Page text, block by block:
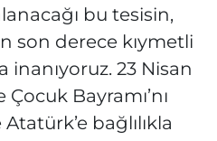
bu tesisin,
son derece kıymetli
inanıyoruz. 23 Nisan
Bayramı’nı
bağlılıkla